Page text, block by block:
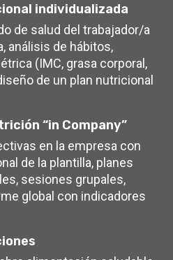
individualizada
de salud del trabajador/a
análisis de hábitos,
(IMC, grasa corporal,
de un plan nutricional
“in Company”
en la empresa con
de la plantilla, planes
sesiones grupales,
global con indicadores